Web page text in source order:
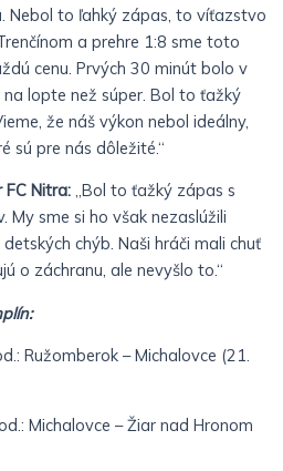
Nebol to ľahký zápas, to víťazstvo
a prehre 1:8 sme toto
cenu. Prvých 30 minút bolo v
lopte než súper. Bol to ťažký
že náš výkon nebol ideálny,
sú pre nás dôležité.“
FC Nitra: „Bol to ťažký zápas s
sme si ho však nezaslúžili
chýb. Naši hráči mali chuť
o záchranu, ale nevyšlo to.“
Ružomberok – Michalovce (21.
Michalovce – Žiar nad Hronom